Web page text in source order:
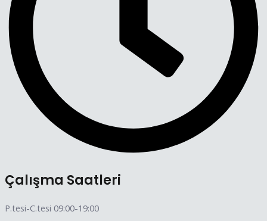
Çalışma Saatleri
P.tesi-C.tesi 09:00-19:00